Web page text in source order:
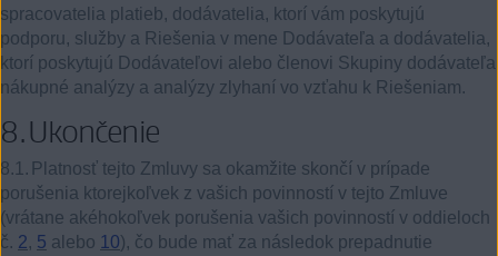
spracovatelia platieb, dodávatelia, ktorí vám poskytujú
podporu, služby a Riešenia v mene Dodávateľa a dodávatelia,
ktorí poskytujú Dodávateľovi alebo členovi Skupiny dodávateľa
nákupné analýzy a analýzy zlyhaní vo vzťahu k Riešeniam.
8.Ukončenie
8.1. Platnosť tejto Zmluvy sa okamžite skončí v prípade
porušenia ktorejkoľvek z vašich povinností v tejto Zmluve
(vrátane akéhokoľvek porušenia vašich povinností v oddieloch
č. 2, 5 alebo 10), čo bude mať za následok prepadnutie